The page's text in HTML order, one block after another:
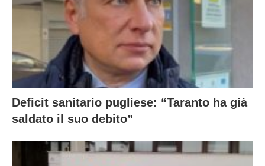
Deficit sanitario pugliese: “Taranto ha già
saldato il suo debito”